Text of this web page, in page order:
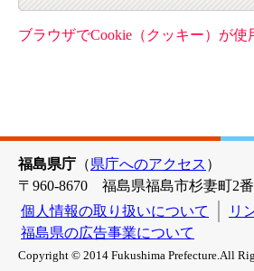
ブラウザでCookie（クッキー）が
福島県庁 （県庁へのアクセス ）
〒960-8670 福島県福島市杉妻町2
個人情報の取り扱いについて
リ
福島県の広告事業について
Copyright © 2014 Fukushima Prefecture.All